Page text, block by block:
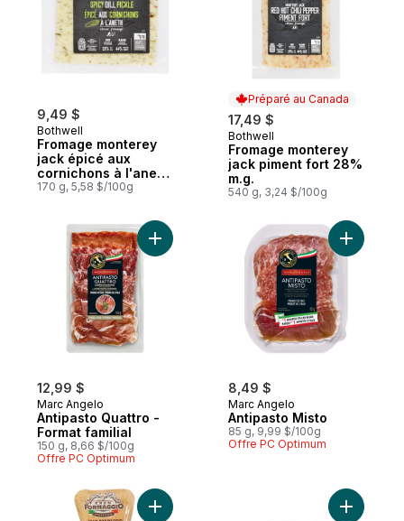
9,49 $
Bothwell
Fromage monterey
jack épicé aux
cornichons à l'aneth
28% m.g.
170 g, 5,58 $/100g
Préparé au Canada
17,49 $
Préparé au Canada
Bothwell
Fromage monterey
jack piment fort 28%
m.g.
540 g, 3,24 $/100g
12,99 $
Marc Angelo
Antipasto Quattro -
Format familial
150 g, 8,66 $/100g
Offre PC Optimum
Ajouter Antipasto Quattro - Format familial
8,49 $
Marc Angelo
Antipasto Misto
85 g, 9,99 $/100g
Offre PC Optimum
Ajouter
Ajouter Gran Formaggio Italiano fromage
Ajouter